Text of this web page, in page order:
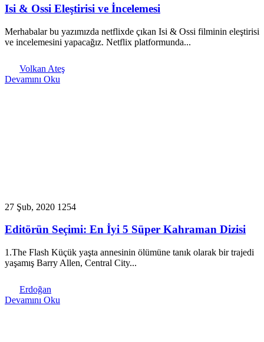
Isi & Ossi Eleştirisi ve İncelemesi
Merhabalar bu yazımızda netflixde çıkan Isi & Ossi filminin eleştirisi
ve incelemesini yapacağız. Netflix platformunda...
Volkan Ateş
Devamını Oku
27 Şub, 2020 1254
Editörün Seçimi: En İyi 5 Süper Kahraman Dizisi
1.The Flash Küçük yaşta annesinin ölümüne tanık olarak bir trajedi
yaşamış Barry Allen, Central City...
Erdoğan
Devamını Oku